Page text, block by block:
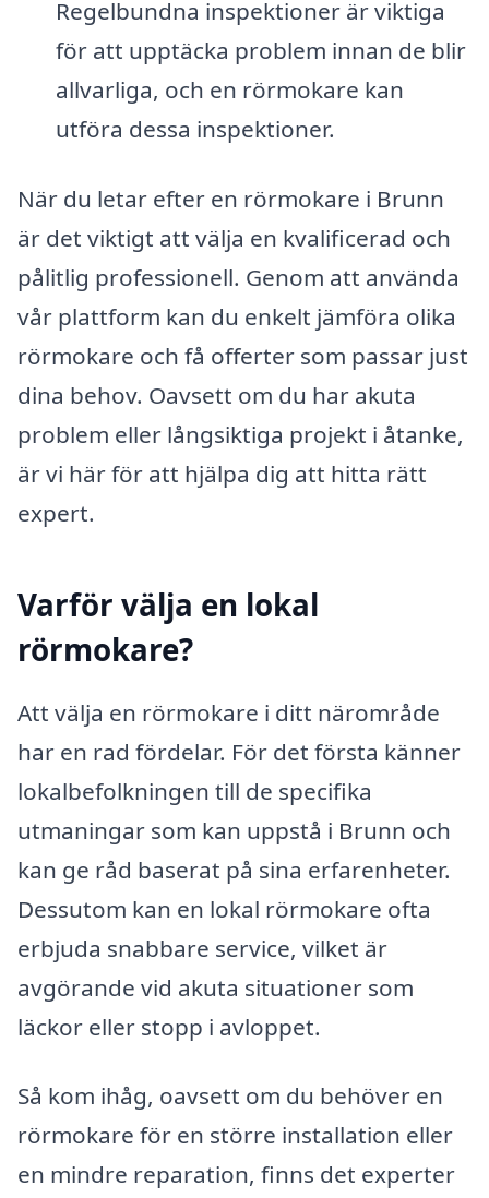
Regelbundna inspektioner är viktiga
för att upptäcka problem innan de blir
allvarliga, och en rörmokare kan
utföra dessa inspektioner.
När du letar efter en rörmokare i Brunn
är det viktigt att välja en kvalificerad och
pålitlig professionell. Genom att använda
vår plattform kan du enkelt jämföra olika
rörmokare och få offerter som passar just
dina behov. Oavsett om du har akuta
problem eller långsiktiga projekt i åtanke,
är vi här för att hjälpa dig att hitta rätt
expert.
Varför välja en lokal
rörmokare?
Att välja en rörmokare i ditt närområde
har en rad fördelar. För det första känner
lokalbefolkningen till de specifika
utmaningar som kan uppstå i Brunn och
kan ge råd baserat på sina erfarenheter.
Dessutom kan en lokal rörmokare ofta
erbjuda snabbare service, vilket är
avgörande vid akuta situationer som
läckor eller stopp i avloppet.
Så kom ihåg, oavsett om du behöver en
rörmokare för en större installation eller
en mindre reparation, finns det experter